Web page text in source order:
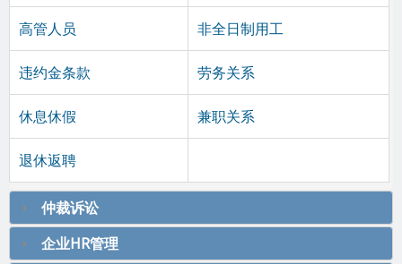
高管人员 非全日制用工
违约金条款 劳务关系
休息休假 兼职关系
退休返聘
仲裁诉讼
企业HR管理